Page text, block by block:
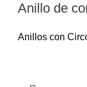
Anillo de
Anillos con